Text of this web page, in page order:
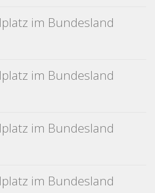
im Bundesland
im Bundesland
im Bundesland
im Bundesland